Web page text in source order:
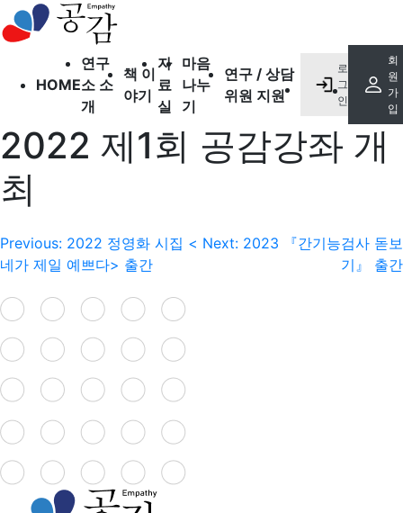
HOME
연구
소 소
개
책 이
야기
자
료
실
마음
나누
기
연구 / 상담
위원 지원
로
그
인
회
원
가
입
오시는 길
출간도서
북 클럽
소개하고 싶은 책
공감
의학 정보
연구 게시판
후원 게시판
2022 제1회 공감강좌 개
최
글
내
비
게
이
션
Previous: 2022 정영화 시집 <
네가 제일 예쁘다> 출간
Next: 2023 『간기능검사 돋보
기』 출간